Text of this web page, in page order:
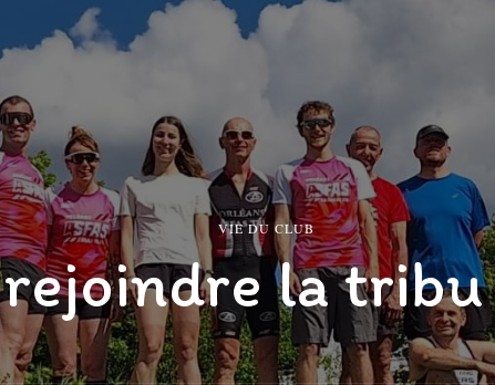
VIE DU CLUB
rejoindre la